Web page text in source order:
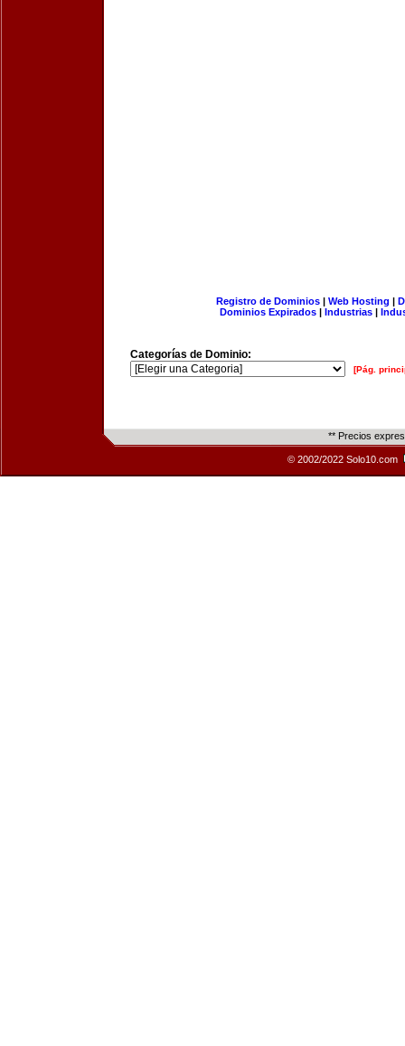
Registro de Dominios| Web Hosting |
Dominios Expirados | Industrias |
Categorías de Dominio:
[Pág.
** Precios
© 2002/2022 Solo10.com